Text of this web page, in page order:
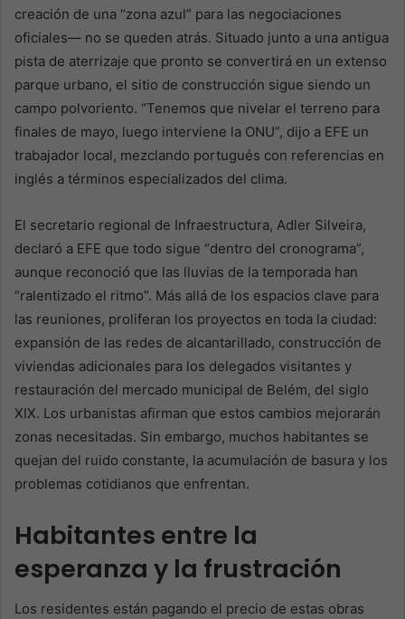
creación de una “zona azul” para las negociaciones
oficiales— no se queden atrás. Situado junto a una antigua
pista de aterrizaje que pronto se convertirá en un extenso
parque urbano, el sitio de construcción sigue siendo un
campo polvoriento. “Tenemos que nivelar el terreno para
finales de mayo, luego interviene la ONU”, dijo a EFE un
trabajador local, mezclando portugués con referencias en
inglés a términos especializados del clima.
El secretario regional de Infraestructura, Adler Silveira,
declaró a EFE que todo sigue “dentro del cronograma”,
aunque reconoció que las lluvias de la temporada han
“ralentizado el ritmo”. Más allá de los espacios clave para
las reuniones, proliferan los proyectos en toda la ciudad:
expansión de las redes de alcantarillado, construcción de
viviendas adicionales para los delegados visitantes y
restauración del mercado municipal de Belém, del siglo
XIX. Los urbanistas afirman que estos cambios mejorarán
zonas necesitadas. Sin embargo, muchos habitantes se
quejan del ruido constante, la acumulación de basura y los
problemas cotidianos que enfrentan.
Habitantes entre la
esperanza y la frustración
Los residentes están pagando el precio de estas obras